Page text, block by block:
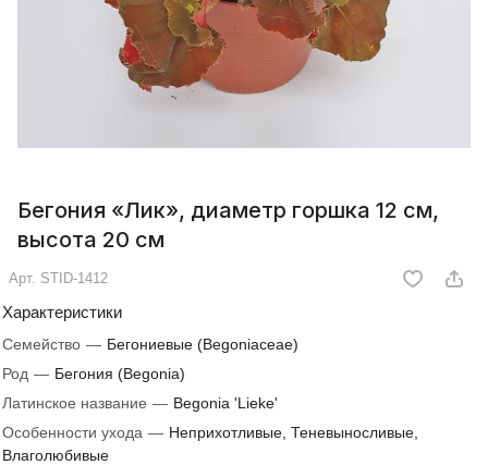
Бегония «Лик», диаметр горшка 12 см,
высота 20 см
Арт. STID-1412
Характеристики
Семейство — Бегониевые (Begoniaceae)
Род — Бегония (Begonia)
Латинское название — Begonia 'Lieke'
Особенности ухода — Неприхотливые, Теневыносливые,
Влаголюбивые